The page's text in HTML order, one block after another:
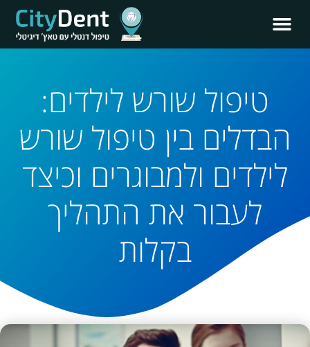
טיפול שורש לילדים:
הבדלים בין טיפול שורש
לילדים ולמבוגרים וכיצד
לעבור את התהליך
בקלות